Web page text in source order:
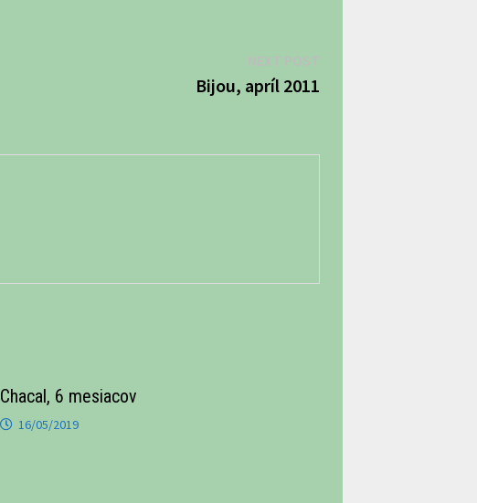
Bijou, apríl 2011
Chacal, 6 mesiacov
16/05/2019